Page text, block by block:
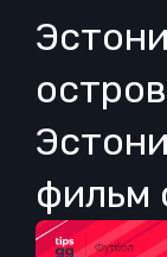
фильм